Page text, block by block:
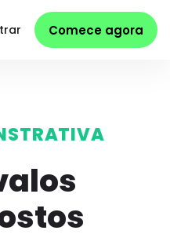
Comece agora